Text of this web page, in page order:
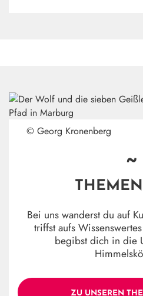
© Georg Kronenberg
~
Bei uns wanderst du auf
triffst aufs
begibst dich in die
ZU UNSEREN